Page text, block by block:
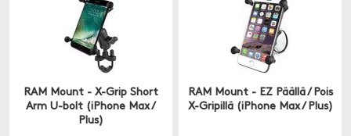
RAM Mount - X-Grip Short
Arm U-bolt (iPhone Max /
Plus)
RAM Mount - EZ Päällä / Pois
X-Gripillä (iPhone Max / Plus)